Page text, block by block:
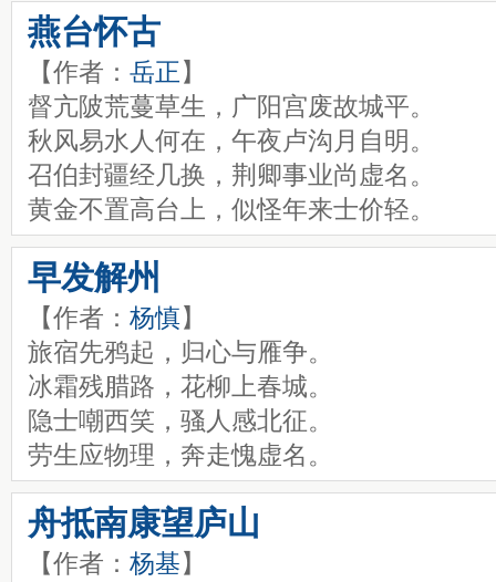
燕台怀古
【作者： 岳正 】
督亢陂荒蔓草生，广阳宫废故城平。
秋风易水人何在，午夜卢沟月自明。
召伯封疆经几换，荆卿事业尚虚名。
黄金不置高台上，似怪年来士价轻。
早发解州
【作者： 杨慎】
旅宿先鸦起，归心与雁争。
冰霜残腊路，花柳上春城。
隐士嘲西笑，骚人感北征。
劳生应物理，奔走愧虚名。
舟抵南康望庐山
【作者： 杨基 】